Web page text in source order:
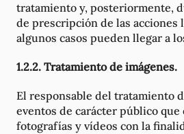
tratamiento y, posteriormente,
de prescripción de las acciones
algunos casos pueden llegar a
1.2.2. Tratamiento de imágenes.
El responsable del tratamiento
eventos de carácter público que
fotografías y vídeos con la